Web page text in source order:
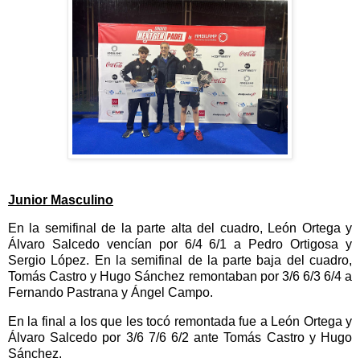
Junior Masculino
En la semifinal de la parte alta del cuadro, León Ortega y
Álvaro Salcedo vencían por 6/4 6/1 a Pedro Ortigosa y
Sergio López. En la semifinal de la parte baja del cuadro,
Tomás Castro y Hugo Sánchez remontaban por 3/6 6/3 6/4 a
Fernando Pastrana y Ángel Campo.
En la final a los que les tocó remontada fue a León Ortega y
Álvaro Salcedo por 3/6 7/6 6/2 ante Tomás Castro y Hugo
Sánchez.